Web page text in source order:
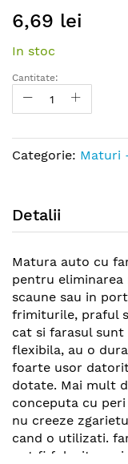
to
beginning
of
images
6,69 lei
In stoc
Cantitate:
Categorie: Maturi
Detalii
Matura auto cu
pentru eliminarea
scaune sau in
frimiturile, praful
cat si farasul
flexibila, au o
foarte usor
dotate. Mai mult
conceputa cu
nu creeze
cand o utilizati.
pot fi folosite cu